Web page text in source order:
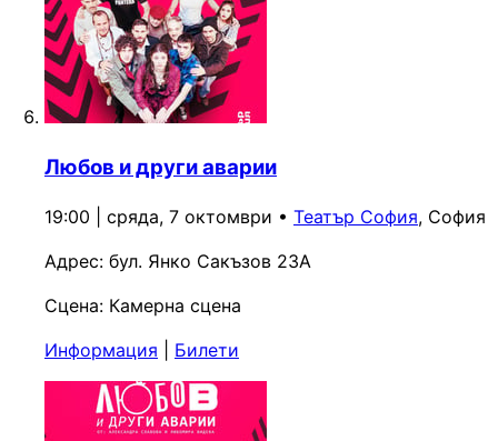
Любов и други аварии
19:00 | сряда, 7 октомври • Театър София, София
Адрес: бул. Янко Сакъзов 23А
Сцена: Камерна сцена
Информация
Билети